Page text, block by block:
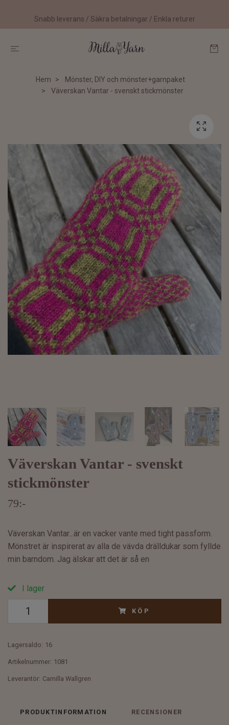
Snabb leverans / Säkra betalningar / Enkla returer
Hem
Mönster, DIY och mönster+garnpaket
Väverskan Vantar - svenskt stickmönster
Väverskan Vantar - svenskt
stickmönster
79:-
Väverskan Vantar...är en vacker vante med tight passform.
Mönstret är inspirerat av alla de vävda drälldukar som fyllde
min barndom. Jag älskar att det är så en
I lager
KÖP
Lagersaldo: 16
Artikelnummer: 1081
Leverantör: Camilla Wallgren
PRODUKTINFORMATION RECENSIONER